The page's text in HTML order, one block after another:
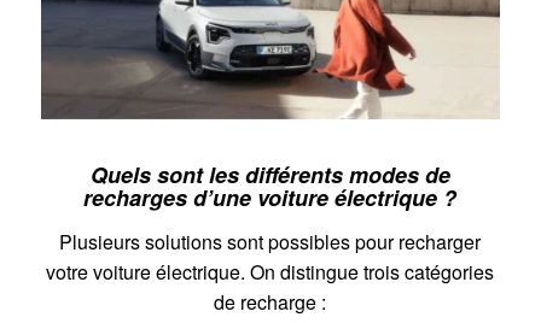
Quels sont les différents modes de
recharges d’une voiture électrique ?
Plusieurs solutions sont possibles pour recharger
votre voiture électrique. On distingue trois catégories
de recharge :